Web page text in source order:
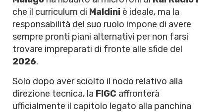
che il curriculum di Maldini è ideale, ma la
responsabilità del suo ruolo impone di avere
sempre pronti piani alternativi per non farsi
trovare impreparati di fronte alle sfide del
2026.
Solo dopo aver sciolto il nodo relativo alla
direzione tecnica, la FIGC affronterà
ufficialmente il capitolo legato alla panchina